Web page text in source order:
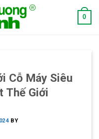
0
Cỗ Máy Siêu
Thế Giới
BY